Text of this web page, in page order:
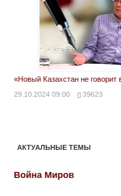
«Новый Казахстан не говорит
29.10.2024 09:00 39623
АКТУАЛЬНЫЕ ТЕМЫ
Война Миров